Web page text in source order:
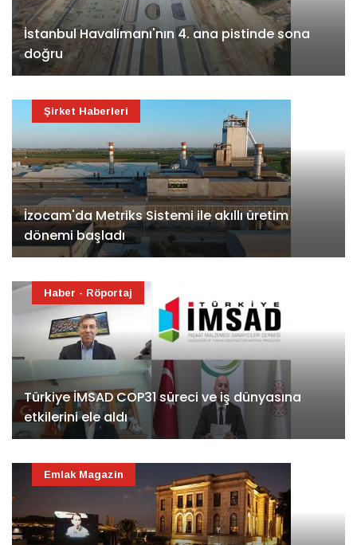
İstanbul Havalimanı'nın 4. ana pistinde sona
doğru
İzocam'da Metriks Sistemi ile akıllı üretim
dönemi başladı
Şirket Haberleri
Türkiye İMSAD COP31 süreci ve iş dünyasına
etkilerini ele aldı
Haber - Röportaj
Emlak Magazin